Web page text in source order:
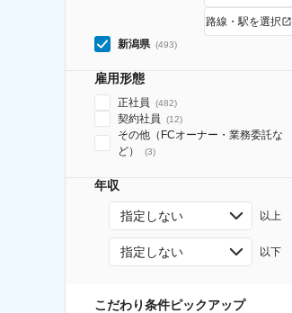
路線・駅を選択
新潟県 (493)
雇用形態
正社員 (482)
契約社員 (12)
その他（FCオーナー・業務委託な
ど）
(3)
年収
指定しない 以上
指定しない 以下
こだわり条件ピックアップ